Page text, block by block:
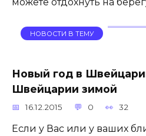
НОВОСТИ В ТЕМУ
Новый год в
Швейцарии зимой
16.12.2015 0 32
Если у Вас или у ваших